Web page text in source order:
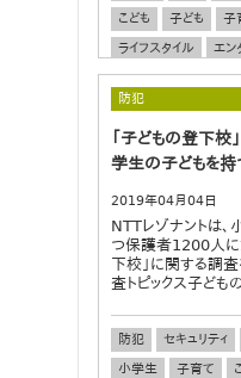
こども
子ども 子
ライフスタイル
エン
防犯
「子どもの登下校
学生の子どもを持
2019年04月04日
NTTレゾナントは
つ保護者1200人に
下校」に関する調査
査トピックス子ども
防犯 セキュリティ
小学生
子育て